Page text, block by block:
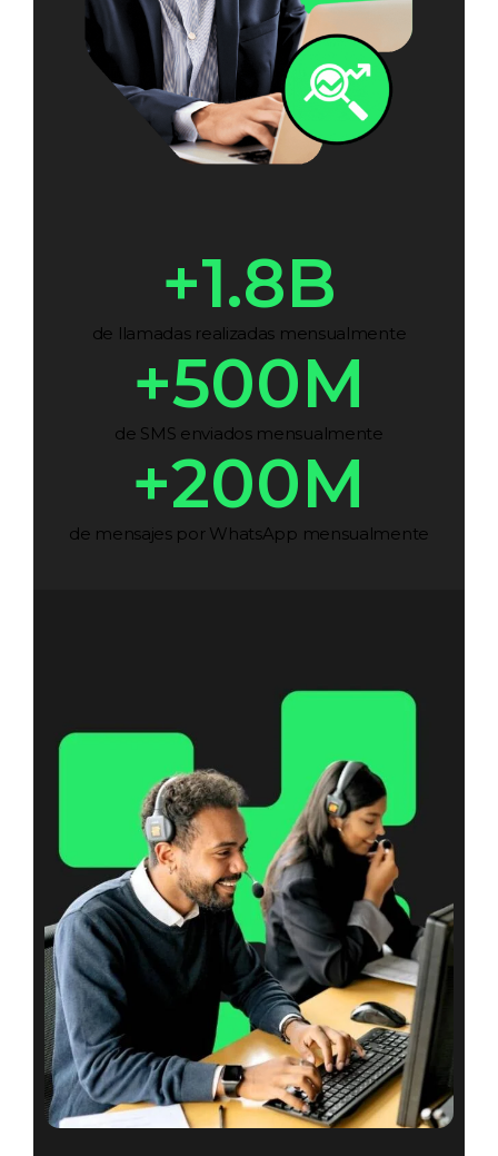
de llamadas realizadas mensualmente
+1.8B
de SMS enviados mensualmente
+500M
de mensajes por WhatsApp mensualmente
+200M